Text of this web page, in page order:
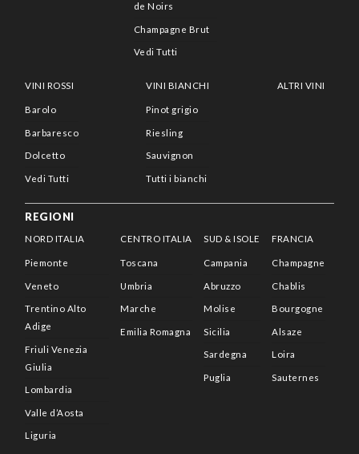
de Noirs
Champagne Brut
Vedi Tutti
VINI ROSSI
Barolo
Barbaresco
Dolcetto
Vedi Tutti
VINI BIANCHI
Pinot grigio
Riesling
Sauvignon
Tutti i bianchi
ALTRI VINI
REGIONI
NORD ITALIA
Piemonte
Veneto
Trentino Alto
Adige
Friuli Venezia
Giulia
Lombardia
Valle d’Aosta
Liguria
CENTRO ITALIA
Toscana
Umbria
Marche
Emilia Romagna
SUD & ISOLE
Campania
Abruzzo
Molise
Sicilia
Sardegna
Puglia
FRANCIA
Champagne
Chablis
Bourgogne
Alsaze
Loira
Sauternes